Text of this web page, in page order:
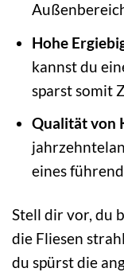
Hohe
kannst du
sparst somit
Qualität von
eines
Stell dir vor, du
die Fliesen
du spürst die